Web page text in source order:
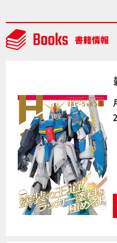
ト」セット情